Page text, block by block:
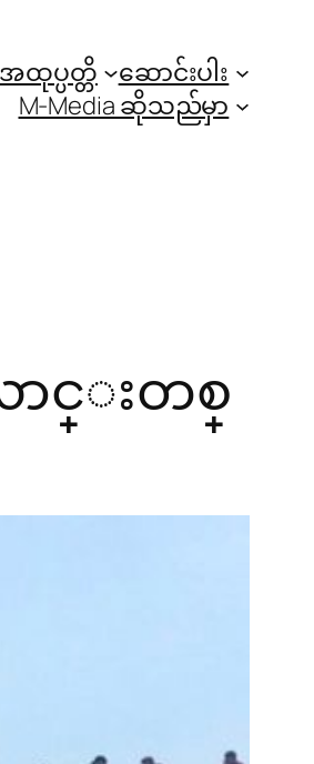
ထုပ္ပတ္တိ
ဆောင်းပါး
M-Media ဆိုသည်မှာ
ာင္းတစ္